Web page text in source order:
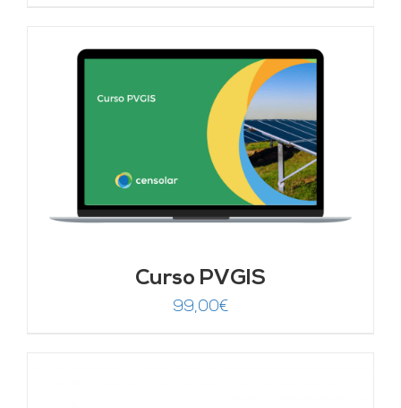
Curso PVGIS
99,00€